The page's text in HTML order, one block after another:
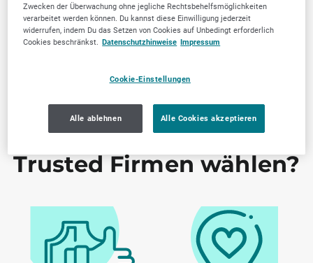
Warum SELLWERK
Trusted Firmen wählen?
Zwecken der Überwachung ohne jegliche Rechtsbehelfsmöglichkeiten
verarbeitet werden können. Du kannst diese Einwilligung jederzeit
widerrufen, indem Du das Setzen von Cookies auf Unbedingt erforderlich
Cookies beschränkst. Datenschutzhinweise Impressum
Cookie-Einstellungen
Alle ablehnen Alle Cookies akzeptieren